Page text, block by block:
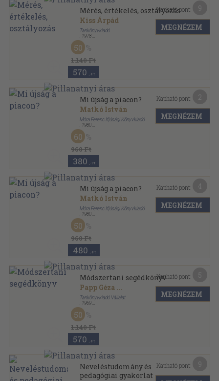
Mérés, értékelés, osztályozás
Kiss Árpád
Tankönyvkiadó
1978
Fűzött papírkötés
Korszerű nevelés sorozat
1.140 Ft
50
570 ,-Ft
Kapható pont:
MEGNÉZEM
Mi újság a piacon?
Matkó István
Móra Ferenc Ifjúsági Könyvkiadó
1980
Könyvkötői kötés
Iránytű sorozat
960 Ft
60
380 ,-Ft
Kapható pont:
MEGNÉZEM
Mi újság a piacon?
Matkó István
Móra Ferenc Ifjúsági Könyvkiadó
1980
Ragasztott papírkötés
Iránytű sorozat
960 Ft
50
480 ,-Ft
Kapható pont:
MEGNÉZEM
Módszertani segédkönyv
Papp Géza ...
Tankönyvkiadó Vállalat
1969
Ragasztott papírkötés
1.140 Ft
50
570 ,-Ft
Kapható pont:
MEGNÉZEM
Neveléstudomány és
pedagógiai gyakorlat
Kapható pont: